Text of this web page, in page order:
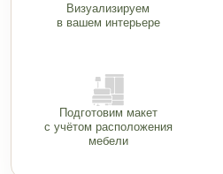
Визуализируем
в вашем интерьере
Подготовим макет
с учётом расположения
мебели